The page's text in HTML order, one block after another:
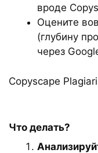
вроде
Оцените
(глубину
через
Copyscape
Что делать?